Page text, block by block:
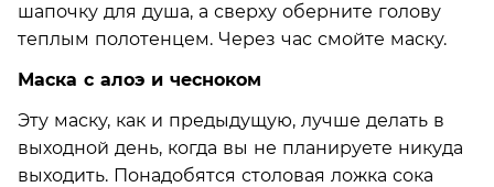
шапочку для душа, а сверху оберните голову
теплым полотенцем. Через час смойте маску.
Маска с алоэ и чесноком
Эту маску, как и предыдущую, лучше делать в
выходной день, когда вы не планируете никуда
выходить. Понадобятся столовая ложка сока